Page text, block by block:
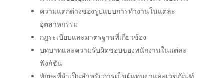
ความแตกต่างของรูปแบบการทำงานในแต่ละ
อุตสาหกรรม
กฎระเบียบและมาตรฐานที่เกี่ยวข้อง
บทบาทและความรับผิดชอบของพนักงานในแต่ละ
ฟังก์ชัน
ทักษะที่จำเป็นสำหรับการเป็นผู้แทนยาและเวชภัณฑ์